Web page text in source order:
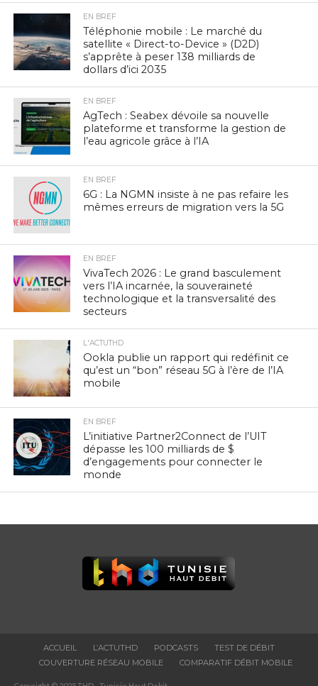
EN BREF
Téléphonie mobile : Le marché du
satellite « Direct-to-Device » (D2D)
s’apprête à peser 138 milliards de
dollars d’ici 2035
EN BREF
AgTech : Seabex dévoile sa nouvelle
plateforme et transforme la gestion de
l’eau agricole grâce à l’IA
EN BREF
6G : La NGMN insiste à ne pas refaire les
mêmes erreurs de migration vers la 5G
EN BREF
VivaTech 2026 : Le grand basculement
vers l’IA incarnée, la souveraineté
technologique et la transversalité des
secteurs
L'ACTUTHD
Ookla publie un rapport qui redéfinit ce
qu’est un “bon” réseau 5G à l’ère de l’IA
mobile
EN BREF
L’initiative Partner2Connect de l’UIT
dépasse les 100 milliards de $
d’engagements pour connecter le
monde
ACCUEIL L’ACTUTHD PODCASTS
TEST DE DÉBIT
COUVERTURE RÉSEAU MOBILE
COMPARATIF DÉBIT MOBILE